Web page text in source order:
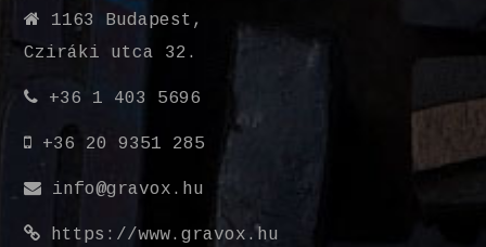
1163 Budapest,
Cziráki utca 32.
+36 1 403 5696
+36 20 9351 285
info@gravox.hu
https://www.gravox.hu